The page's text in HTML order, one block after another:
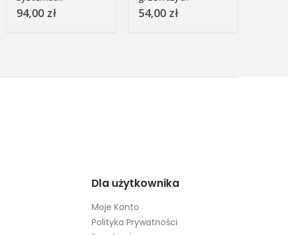
94,00 zł 54,00 zł
Dla użytkownika
Moje Konto
Polityka Prywatności